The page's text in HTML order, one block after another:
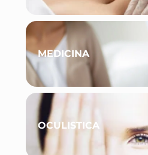
MEDICINA
OCULISTICA